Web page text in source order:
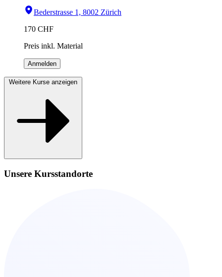
Bederstrasse 1, 8002 Zürich
170 CHF
Preis inkl. Material
Anmelden
Weitere Kurse anzeigen
Unsere Kursstandorte